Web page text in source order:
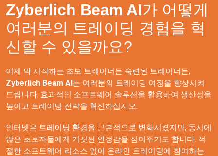
Zyberlich Beam AI가 어떻게
여러분의 트레이딩 경험을 혁
신할 수 있을까요?
이제 막 시작하는 초보 트레이더든 숙련된 트레이더든,
Zyberlich Beam AI는 여러분의 트레이딩 여정을 향상시켜
드립니다. 효과적인 소프트웨어 솔루션을 활용하여 생산성을
높이고 트레이딩 전략을 혁신하십시오.
인터넷은 트레이딩 환경을 근본적으로 변화시켰지만, 동시에
많은 초보자들에게 거짓된 안정감을 심어주기도 합니다. 적
절한 소프트웨어 리소스 없이 온라인 트레이딩에 참여하는